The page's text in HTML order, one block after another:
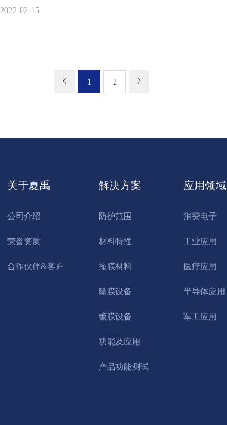
2022-02-15
1 2
关于夏禹
公司介绍
荣誉资质
合作伙伴&客户
解决方案
防护范围
材料特性
掩膜材料
除膜设备
镀膜设备
功能及应用
产品功能测试
应用领域
消费电子
工业应用
医疗应用
半导体应用
军工应用